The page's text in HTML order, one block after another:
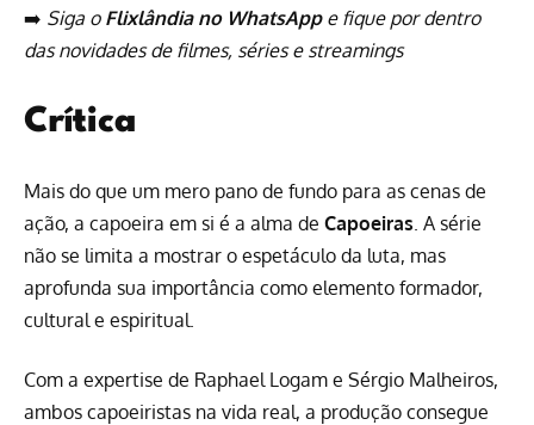
➡️ Siga o Flixlândia no WhatsAppe fique por dentro
das novidades de filmes, séries e streamings
Crítica
Mais do que um mero pano de fundo para as cenas de
ação, a capoeira em si é a alma de Capoeiras. A série
não se limita a mostrar o espetáculo da luta, mas
aprofunda sua importância como elemento formador,
cultural e espiritual.
Com a expertise de Raphael Logam e Sérgio Malheiros,
ambos capoeiristas na vida real, a produção consegue